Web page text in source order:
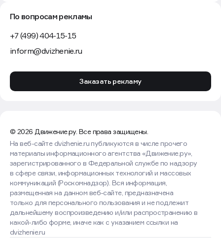
По вопросам рекламы
+7 (499) 404-15-15
inform@dvizhenie.ru
Заказать рекламу
© 2026 Движение.ру. Все права защищены.
На веб-сайте dvizhenie.ru публикуются в числе прочего
материалы информационного агентства «Движение.ру»,
зарегистрированного в Федеральной службе по надзору
в сфере связи, информационных технологий и массовых
коммуникаций (Роскомнадзор). Вся информация,
размещенная на данном веб-сайте, предназначена
только для персонального пользования и не подлежит
дальнейшему воспроизведению и/или распространению в
какой-либо форме, иначе как с указанием ссылки на
dvizhenie.ru